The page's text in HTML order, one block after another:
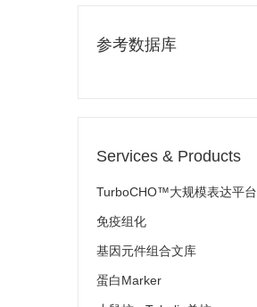
参考数据库
Services & Products
TurboCHO™大规模表达平台
免疫组化
基因元件组合文库
蛋白Marker